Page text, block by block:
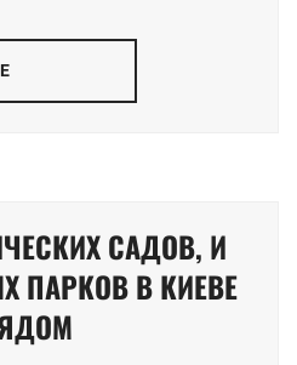
САДОВ, И
В КИЕВЕ